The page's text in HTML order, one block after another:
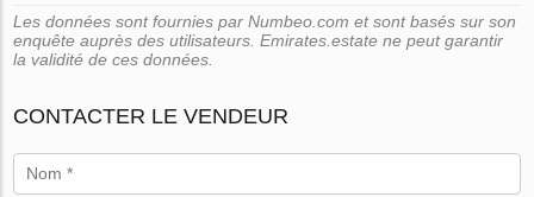
Les données sont fournies par Numbeo.com et sont basés sur son
enquête auprès des utilisateurs. Emirates.estate ne peut garantir
la validité de ces données.
CONTACTER LE VENDEUR